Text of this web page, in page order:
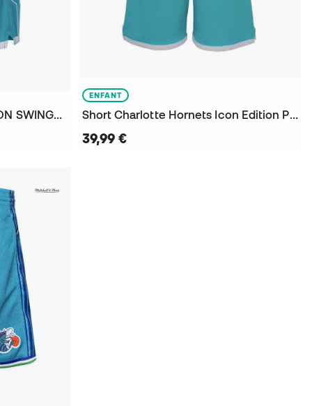
Short Charlotte Hornets ICON SWINGMAN 2020
ENFANT
Short Charlotte Hornets Icon Edition Preescolar
39,99 €